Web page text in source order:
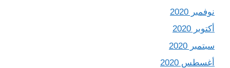
نوفمبر 2020
أكتوبر 2020
سبتمبر 2020
أغسطس 2020